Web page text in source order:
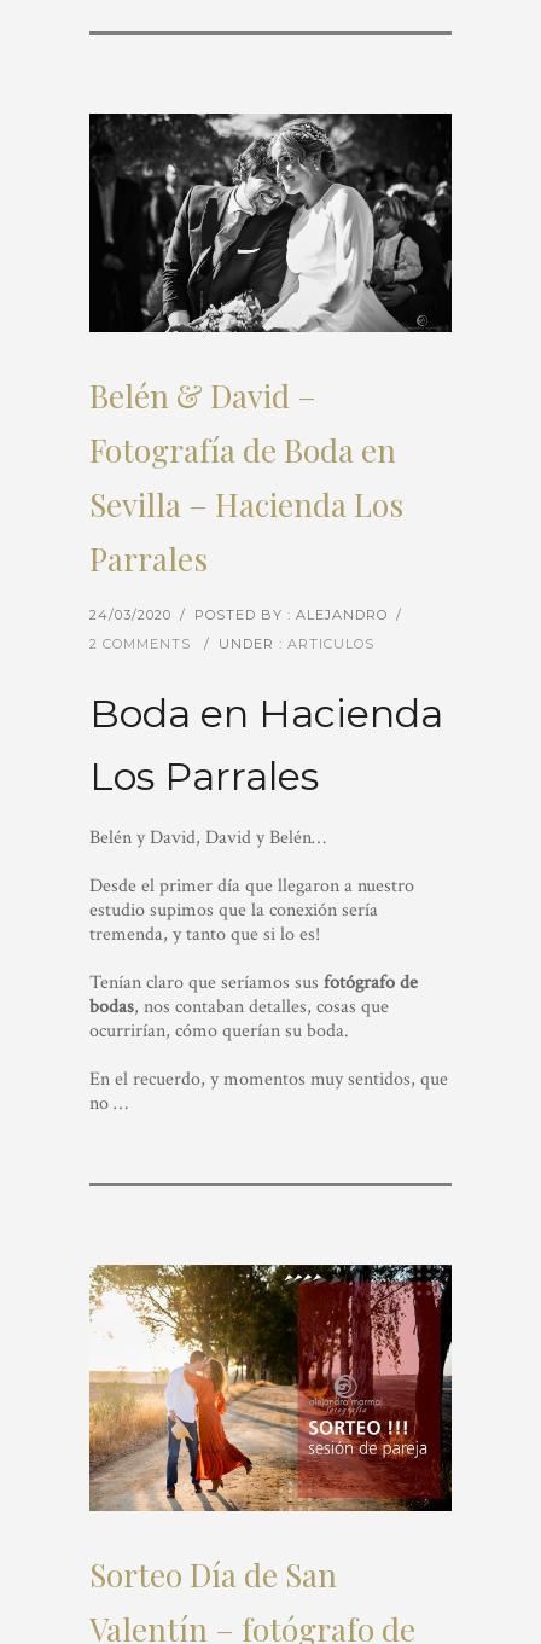
Belén & David –
Fotografía de Boda en
Sevilla – Hacienda Los
Parrales
24/03/2020 / POSTED BY : ALEJANDRO /
2 COMMENTS
/ UNDER : ARTICULOS
Boda en Hacienda
Los Parrales
Belén y David, David y Belén…
Desde el primer día que llegaron a nuestro
estudio supimos que la conexión sería
tremenda, y tanto que si lo es!
Tenían claro que seríamos sus fotógrafo de
bodas, nos contaban detalles, cosas que
ocurrirían, cómo querían su boda.
En el recuerdo, y momentos muy sentidos, que
no …
Sorteo Día de San
Valentín – fotógrafo de